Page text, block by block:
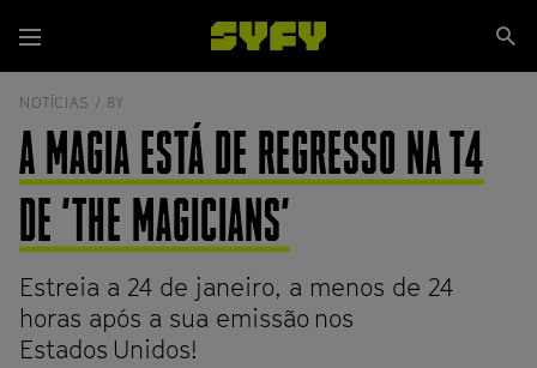
para
o
conteúdo
Menu
NOTÍCIAS / 8Y
A MAGIA ESTÁ DE REGRESSO NA T4
DE 'THE MAGICIANS'
Estreia a 24 de janeiro, a menos de 24
horas após a sua emissão nos
Estados Unidos!